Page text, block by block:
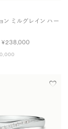
ン ミルグレイン ハー